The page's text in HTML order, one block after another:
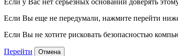
Если Вы еще не передумали, нажмите перейти
Если Вы не хотите рисковать безопасностью
Перейти Отмена